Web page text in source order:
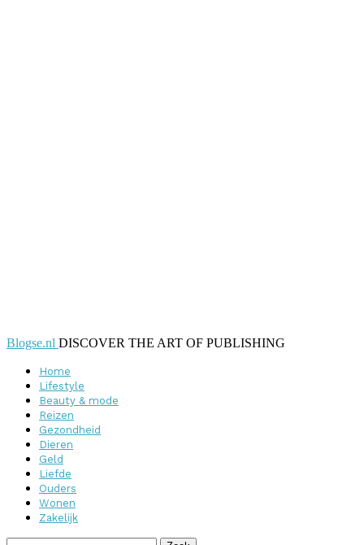
Blogse.nl DISCOVER THE ART OF PUBLISHING
Home
Lifestyle
Beauty & mode
Reizen
Gezondheid
Dieren
Geld
Liefde
Ouders
Wonen
Zakelijk